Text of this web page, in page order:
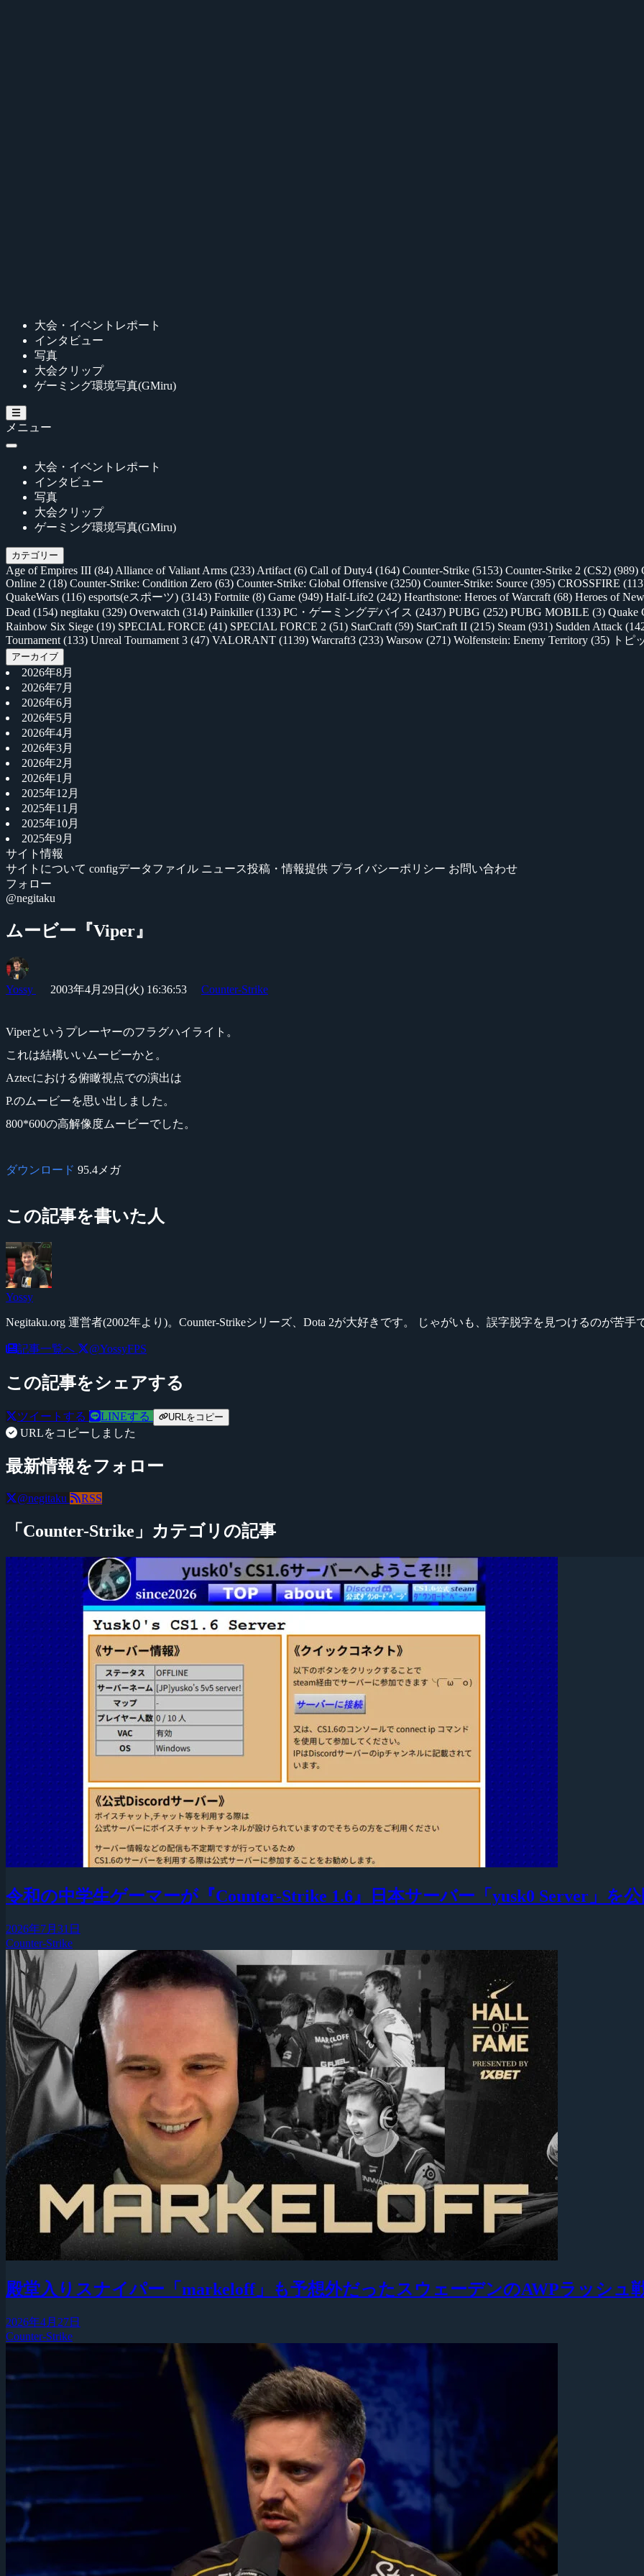
大会・イベントレポート
インタビュー
写真
大会クリップ
ゲーミング環境写真(GMiru)
メニュー
大会・イベントレポート
インタビュー
写真
大会クリップ
ゲーミング環境写真(GMiru)
カテゴリー
Age of Empires III (84) Alliance of Valiant Arms (233) Artifact (6) Call of Duty4 (164) Counter-Strike (5153) Counter-Strike 2 (CS2) (989)
Online 2 (18) Counter-Strike: Condition Zero (63) Counter-Strike: Global Offensive (3250) Counter-Strike: Source (395) CROSSFIRE
QuakeWars (116) esports(eスポーツ) (3143) Fortnite (8) Game (949) Half-Life2 (242) Hearthstone: Heroes of Warcraft (68) Heroes of
Dead (154) negitaku (329) Overwatch (314) Painkiller(133) PC・ゲーミングデバイス (2437) PUBG (252) PUBG MOBILE (3) Quake
Rainbow Six Siege (19) SPECIAL FORCE (41) SPECIAL FORCE 2 (51) StarCraft (59) StarCraft II (215) Steam (931) Sudden Attack
Tournament (133) Unreal Tournament 3 (47) VALORANT (1139) Warcraft3 (233) Warsow (271) Wolfenstein: Enemy Territory (35) トピ
アーカイブ
2026年8月
2026年7月
2026年6月
2026年5月
2026年4月
2026年3月
2026年2月
2026年1月
2025年12月
2025年11月
2025年10月
2025年9月
サイト情報
サイトについて configデータファイル ニュース投稿・情報提供 プライバシーポリシー お問い合わせ
フォロー
@negitaku
ムービー『Viper』
Yossy 2003年4月29日(火) 16:36:53 Counter-Strike
Viperというプレーヤーのフラグハイライト。
これは結構いいムービーかと。
Aztecにおける俯瞰視点での演出は
P.のムービーを思い出しました。
800*600の高解像度ムービーでした。
ダウンロード 95.4メガ
この記事を書いた人
Yossy
Negitaku.org 運営者(2002年より)。Counter-Strikeシリーズ、Dota 2が大好きです。 じゃがいも、誤字脱字を見つけるのが苦
記事一覧へ @YossyFPS
この記事をシェアする
ツイートする LINEする URLをコピー
URLをコピーしました
最新情報をフォロー
@negitaku RSS
「Counter-Strike」カテゴリの記事
令和の中学生ゲーマーが『Counter-Strike 1.6』日本サーバー「yusk0 Server」を
2026年7月31日
Counter-Strike
殿堂入りスナイパー「markeloff」も予想外だったスウェーデンのAWPラッシュ
2026年4月27日
Counter-Strike